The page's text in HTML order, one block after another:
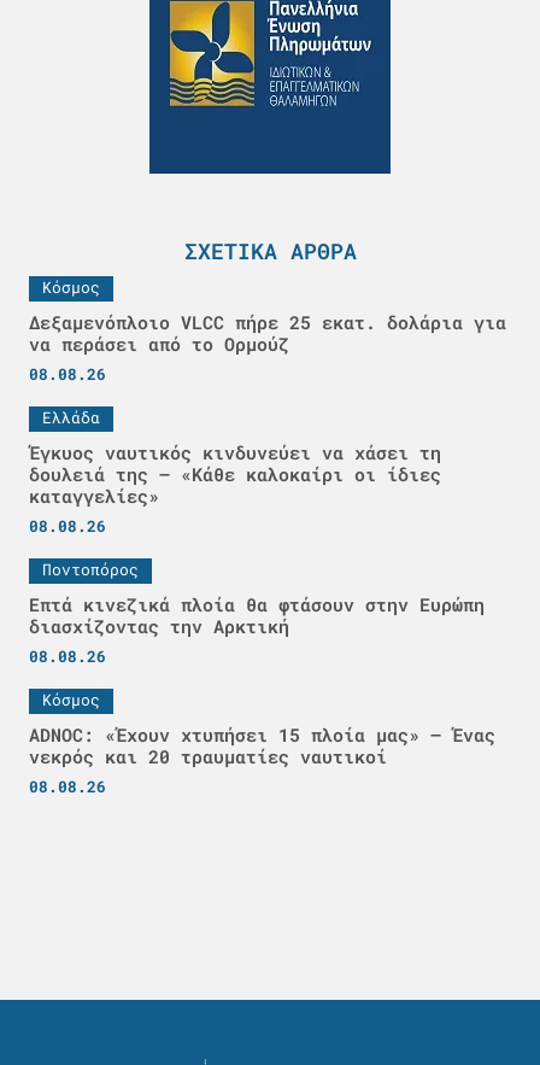
ΣΧΕΤΙΚΆ ΆΡΘΡΑ
Κόσμος
Δεξαμενόπλοιο VLCC πήρε 25 εκατ. δολάρια για
να περάσει από το Ορμούζ
08.08.26
Ελλάδα
Έγκυος ναυτικός κινδυνεύει να χάσει τη
δουλειά της – «Κάθε καλοκαίρι οι ίδιες
καταγγελίες»
08.08.26
Ποντοπόρος
Επτά κινεζικά πλοία θα φτάσουν στην Ευρώπη
διασχίζοντας την Αρκτική
08.08.26
Κόσμος
ADNOC: «Έχουν χτυπήσει 15 πλοία μας» – Ένας
νεκρός και 20 τραυματίες ναυτικοί
08.08.26